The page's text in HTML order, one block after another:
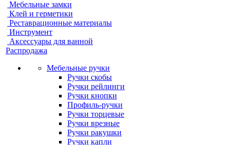
Мебельные замки
Клей и герметики
Реставрационные материалы
Инструмент
Аксессуары для ванной
Распродажа
Мебельные ручки
Ручки скобы
Ручки рейлинги
Ручки кнопки
Профиль-ручки
Ручки торцевые
Ручки врезные
Ручки ракушки
Ручки капли